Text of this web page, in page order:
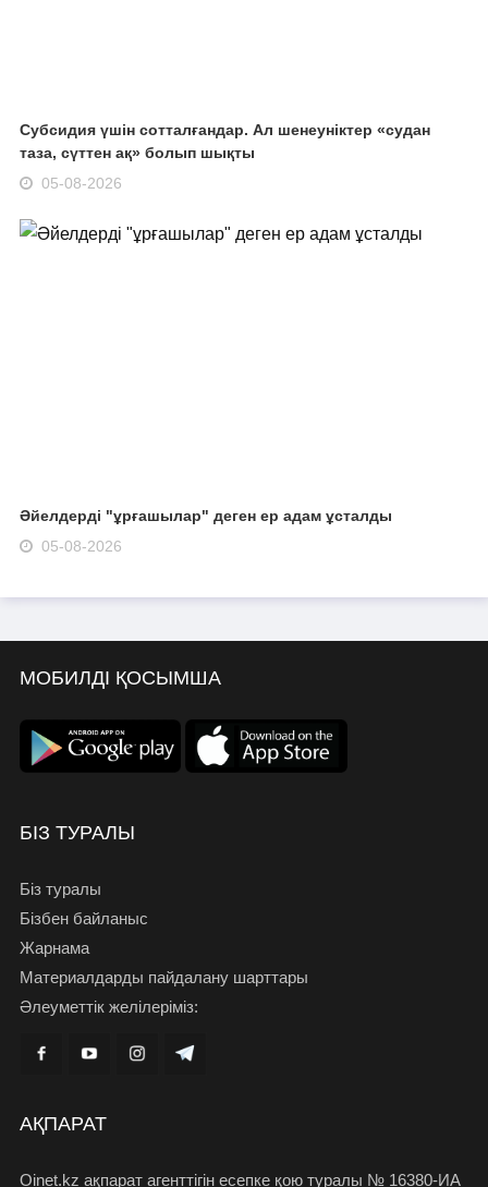
Субсидия үшін сотталғандар. Ал шенеуніктер «судан
таза, сүттен ақ» болып шықты
05-08-2026
Әйелдерді "ұрғашылар" деген ер адам ұсталды
05-08-2026
МОБИЛДІ ҚОСЫМША
БІЗ ТУРАЛЫ
Біз туралы
Бізбен байланыс
Жарнама
Материалдарды пайдалану шарттары
Әлеуметтік желілеріміз:
АҚПАРАТ
Oinet.kz ақпарат агенттігін есепке қою туралы № 16380-ИА